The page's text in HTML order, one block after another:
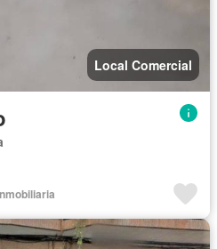
Local Comercial